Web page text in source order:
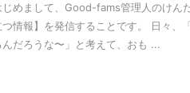
じめまして、Good-fams管理人のけん
つ情報】を発信することです。 日々、
んだろうな〜」と考えて、おも ...